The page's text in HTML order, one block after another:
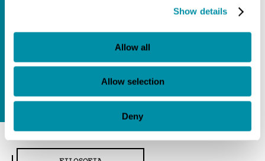
Show details
Allow all
Allow selection
Deny
KONRADLORENZ